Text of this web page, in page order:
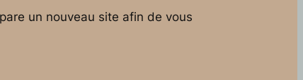
un nouveau site afin de vous